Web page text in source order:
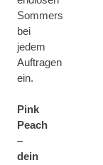
Sommers
bei
jedem
Auftragen
ein.
Pink
Peach
–
dein